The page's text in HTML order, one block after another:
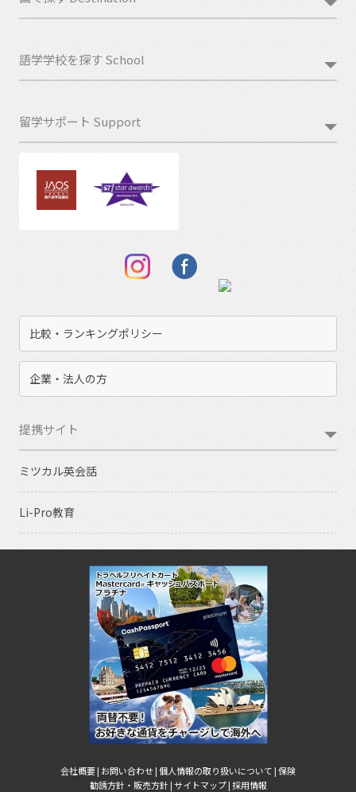
語学学校を探す School
留学サポート Support
比較・ランキングポリシー
企業・法人の方
提携サイト
ミツカル英会話
Li-Pro教育
会社概要 | お問い合わせ |個人情報の取り扱いについて |保険
勧誘方針・販売方針 |サイトマップ |採用情報